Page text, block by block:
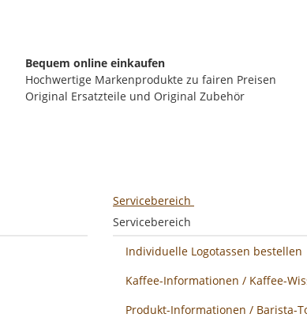
Bequem online einkaufen
Hochwertige Markenprodukte zu fairen Preisen
Original Ersatzteile und Original Zubehör
Servicebereich
Servicebereich
Individuelle Logotassen bestellen
Kaffee-Informationen / Kaffee-
Produkt-Informationen / Barista-